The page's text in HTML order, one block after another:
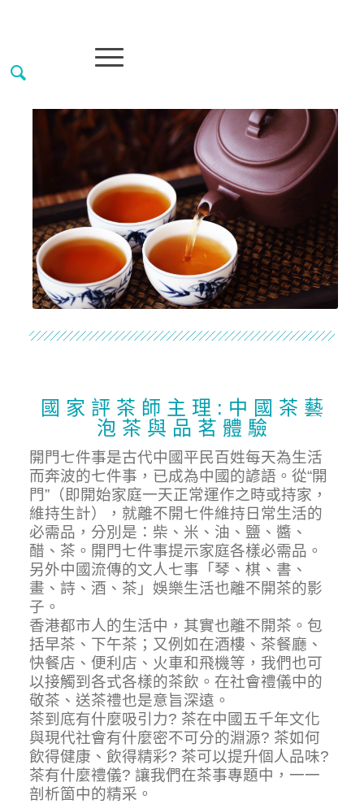
國 家 評 茶 師 主 理 : 中 國 茶 藝
泡 茶 與 品 茗 體 驗
開門七件事是古代中國平民百姓每天為生活
而奔波的七件事，已成為中國的諺語。從“開
門”（即開始家庭一天正常運作之時或持家，
維持生計），就離不開七件維持日常生活的
必需品，分別是：柴、米、油、鹽、醬、
醋、茶。開門七件事提示家庭各樣必需品。
另外中國流傳的文人七事「琴、棋、書、
畫、詩、酒、茶」娛樂生活也離不開茶的影
子。
香港都市人的生活中，其實也離不開茶。包
括早茶、下午茶；又例如在酒樓、茶餐廳、
快餐店、便利店、火車和飛機等，我們也可
以接觸到各式各樣的茶飲。在社會禮儀中的
敬茶、送茶禮也是意旨深遠。
茶到底有什麼吸引力? 茶在中國五千年文化
與現代社會有什麼密不可分的淵源? 茶如何
飲得健康、飲得精彩? 茶可以提升個人品味?
茶有什麼禮儀? 讓我們在茶事專題中，一一
剖析箇中的精采。